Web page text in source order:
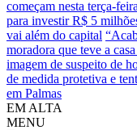
começam nesta terça-
para investir R$ 5
vai além do capital
moradora que teve a
imagem de suspeito de
de medida protetiva e
em Palmas
EM ALTA
MENU